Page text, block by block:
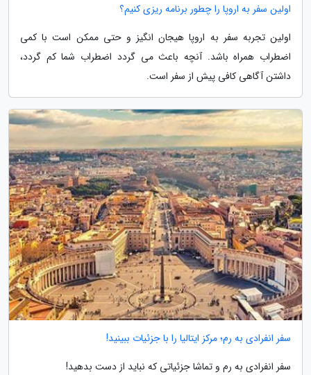
اولین سفر به اروپا را چطور برنامه ریزی کنیم؟
اولین تجربه سفر به اروپا هیجان انگیز و حتی ممکن است با کمی
اضطراب همراه باشد. آنچه باعث می گردد اضطراب شما کم گردد،
داشتن آگاهی کافی پیش از سفر است.
سفر انفرادی به رم؛ مرکز ایتالیا را با جزئیات ببینید!
سفر انفرادی به رم و تماشا جزئیاتی که نباید از دست بدهید!